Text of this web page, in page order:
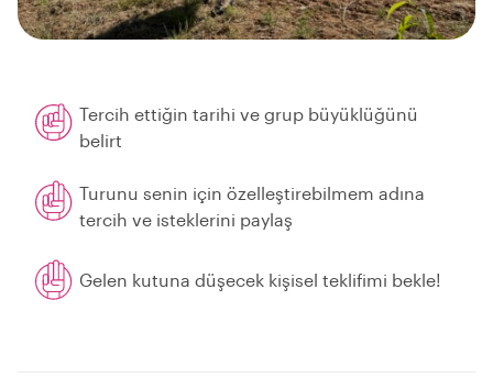
Tercih ettiğin tarihi ve grup büyüklüğünü
belirt
Turunu senin için özelleştirebilmem adına
tercih ve isteklerini paylaş
Gelen kutuna düşecek kişisel teklifimi bekle!